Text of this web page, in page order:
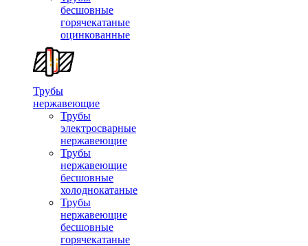
бесшовные
горячекатаные
оцинкованные
Трубы
нержавеющие
Трубы
электросварные
нержавеющие
Трубы
нержавеющие
бесшовные
холоднокатаные
Трубы
нержавеющие
бесшовные
горячекатаные